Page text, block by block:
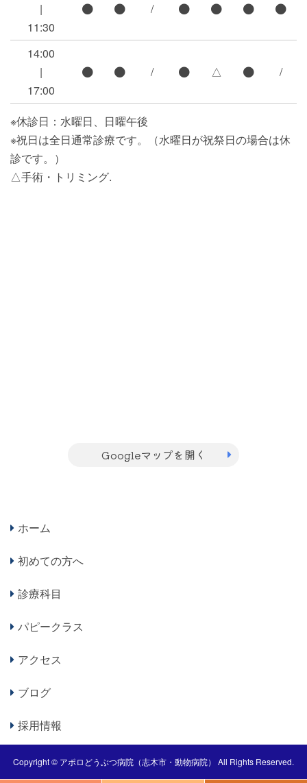
|
11:30
/
14:00
|
17:00
/ △ /
※休診日：水曜日、日曜午後
※祝日は全日通常診療です。（水曜日が祝祭日の場合は休
診です。）
△手術・トリミング.
Googleマップを開く
ホーム
初めての方へ
診療科目
パピークラス
アクセス
ブログ
採用情報
Copyright © アポロどうぶつ病院（志木市・動物病院） All Rights Reserved.